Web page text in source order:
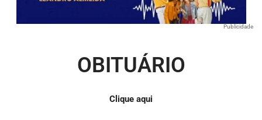
Publicidade
OBITUÁRIO
Clique aqui